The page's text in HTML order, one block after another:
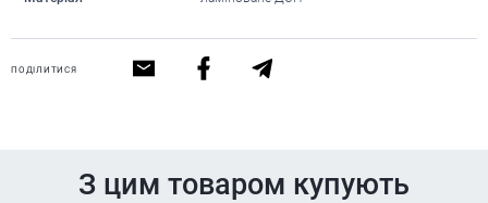
ПОДІЛИТИСЯ
З цим товаром купують